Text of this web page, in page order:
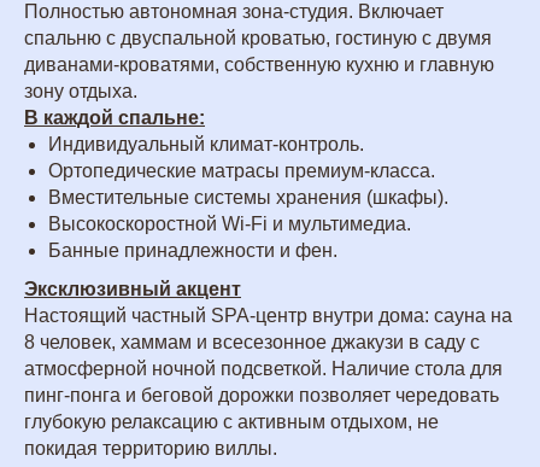
Полностью автономная зона-студия. Включает
спальню с двуспальной кроватью, гостиную с двумя
диванами-кроватями, собственную кухню и главную
зону отдыха.
В каждой спальне:
Индивидуальный климат-контроль.
Ортопедические матрасы премиум-класса.
Вместительные системы хранения (шкафы).
Высокоскоростной Wi-Fi и мультимедиа.
Банные принадлежности и фен.
Эксклюзивный акцент
Настоящий частный SPA-центр внутри дома: сауна на
8 человек, хаммам и всесезонное джакузи в саду с
атмосферной ночной подсветкой. Наличие стола для
пинг-понга и беговой дорожки позволяет чередовать
глубокую релаксацию с активным отдыхом, не
покидая территорию виллы.